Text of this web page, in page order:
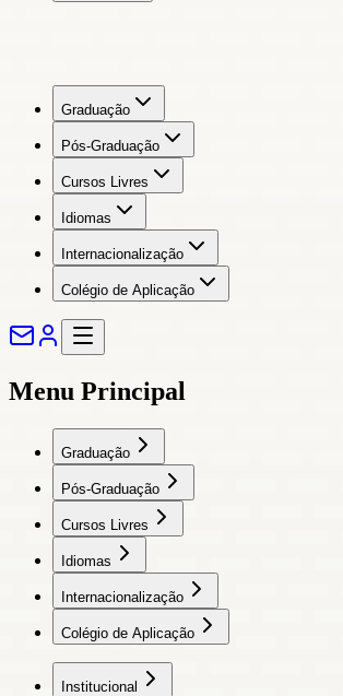
Graduação
Pós-Graduação
Cursos Livres
Idiomas
Internacionalização
Colégio de Aplicação
Menu Principal
Graduação
Pós-Graduação
Cursos Livres
Idiomas
Internacionalização
Colégio de Aplicação
Institucional